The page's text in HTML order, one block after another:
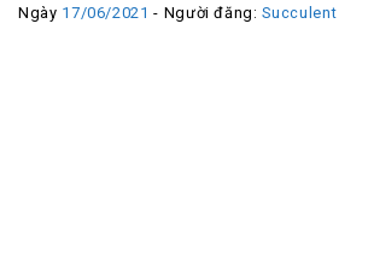
Ngày 17/06/2021 - Người đăng:Succulent